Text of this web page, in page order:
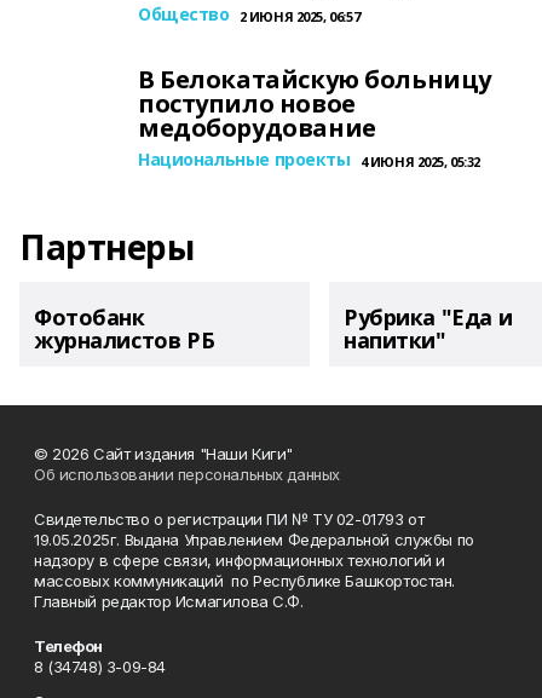
Общество 2 ИЮНЯ 2025, 06:57
В Белокатайскую больницу
поступило новое
медоборудование
Национальные проекты 4 ИЮНЯ 2025, 05:32
Партнеры
Фотобанк
журналистов РБ
Рубрика "Еда и
напитки"
© 2026 Сайт издания "Наши Киги"
Об использовании персональных данных
Свидетельство о регистрации ПИ № ТУ 02-01793 от
19.05.2025г. Выдана Управлением Федеральной службы по
надзору в сфере связи, информационных технологий и
массовых коммуникаций по Республике Башкортостан.
Главный редактор Исмагилова С.Ф.
Телефон
8 (34748) 3-09-84